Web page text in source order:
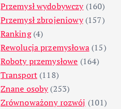
Przemysł wydobywczy(160)
Przemysł zbrojeniowy(157)
Ranking(4)
Rewolucja przemysłowa(15)
Roboty przemysłowe (164)
Transport (118)
Znane osoby(253)
Zrównoważony rozwój (101)